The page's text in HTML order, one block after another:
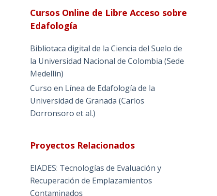
Cursos Online de Libre Acceso sobre
Edafología
Bibliotaca digital de la Ciencia del Suelo de
la Universidad Nacional de Colombia (Sede
Medellín)
Curso en Línea de Edafología de la
Universidad de Granada (Carlos
Dorronsoro et al.)
Proyectos Relacionados
EIADES: Tecnologías de Evaluación y
Recuperación de Emplazamientos
Contaminados